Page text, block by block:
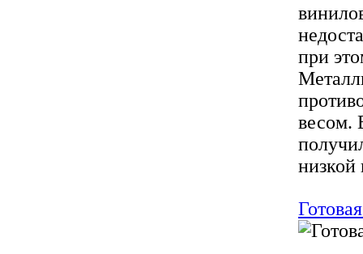
при
весом.
низкой